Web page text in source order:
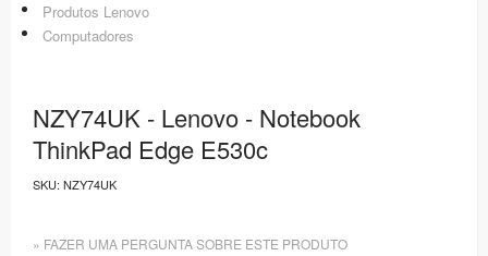
Produtos Lenovo
Computadores
NZY74UK - Lenovo - Notebook
ThinkPad Edge E530c
SKU: NZY74UK
» FAZER UMA PERGUNTA SOBRE ESTE PRODUTO